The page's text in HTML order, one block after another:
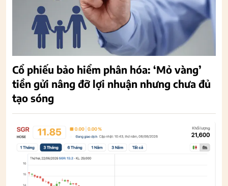
Cổ phiếu bảo hiểm phân hóa: ‘Mỏ vàng’
tiền gửi nâng đỡ lợi nhuận nhưng chưa đủ
tạo sóng